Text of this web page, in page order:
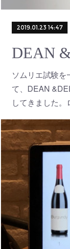
2019.01.23 14:47
ソムリエ試験
て、DEAN
してきました